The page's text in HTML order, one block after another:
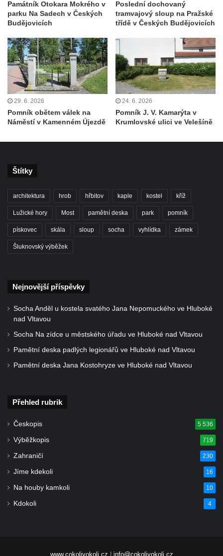
u Loun
Hrob Antonína Roflíka na hřbitově v Opočně
Hrob Emanuela Hrabala na hřbitově v
Opočně u Loun
Pomník obětem 1. světové války na hřbitově
v Dolním Podluží
Pomník obětem 1. světové války před
bývalou základní školou čp. 46 v Opočně u
Otvicích
Kenotaf Franze Singera na hřbitově v
Otvicích
Kenotafy Franze Zabranskyho a Ignaze
Pomník obětem válek v Pesvicích
Pomník osvobození ve Všestudech
Hrob Václava Michla na hřbitově ve
Hrob Tomáše Šedivce na hřbitově ve
Strupčicích
Hrob Maddalena Nicodema u kostela
svatého Mikuláše ve Velkých Žernosekách
Hrob Konstantina Štěpanoviče Zimy u
kostela svatého Mikuláše ve Velkých
Památník Otokara Mokrého v
parku Na Sadech v Českých
Budějovicích
Poslední dochovaný
tramvajový sloup na Pražské
třídě v Českých Budějovicích
29. 6. 2026
Pomník obětem válek na
Náměstí v Kamenném Újezdě
24. 6. 2026
Pomník J. V. Kamarýta v
Krumlovské ulici ve Velešíně
Štítky
architektura hrob hřbitov kaple kostel kříž
Lužické hory Most pamětní deska park pomník
pískovec skála sloup socha vyhlídka zámek
Šluknovský výběžek
Nejnovější příspěvky
Socha Anděl u kostela svatého Jana Nepomuckého ve Hluboké
nad Vltavou
Socha Na zídce u městského úřadu ve Hluboké nad Vltavou
Pamětní deska padlých legionářů ve Hluboké nad Vltavou
Pamětní deska Jana Kostohryze ve Hluboké nad Vltavou
Přehled rubrik
Českopis 5 536
Výběžkopis 719
Zahraničí 230
Jíme kdekoli 16
Na houby kamkoli 10
Kdokoli 4
www.cokolivokoli.cz info@cokolivokoli.cz